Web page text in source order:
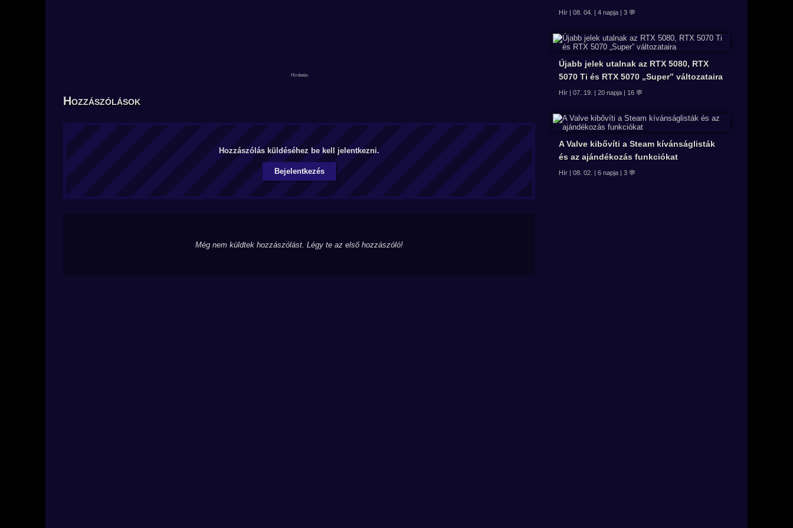
Hozzászólások
Hozzászólás küldéséhez be kell jelentkezni.
Bejelentkezés
Még nem küldtek hozzászólást. Légy te az első hozzászóló!
Hír | 08. 04. | 4 napja | 3 💬
Újabb jelek utalnak az RTX 5080, RTX
5070 Ti és RTX 5070 „Super” változataira
Hír | 07. 19. | 20 napja | 16 💬
A Valve kibővíti a Steam kívánságlisták
és az ajándékozás funkciókat
Hír | 08. 02. | 6 napja | 3 💬